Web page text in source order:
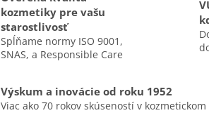
kozmetiky pre vašu
starostlivosť
Spĺňame normy ISO 9001,
SNAS, a Responsible Care
Výskum a inovácie od roku 1952
Viac ako 70 rokov skúseností v kozmetickom